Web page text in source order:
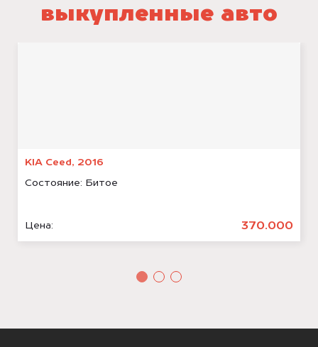
выкупленные авто
KIA Ceed, 2016
Состояние: Битое
Цена: 370.000